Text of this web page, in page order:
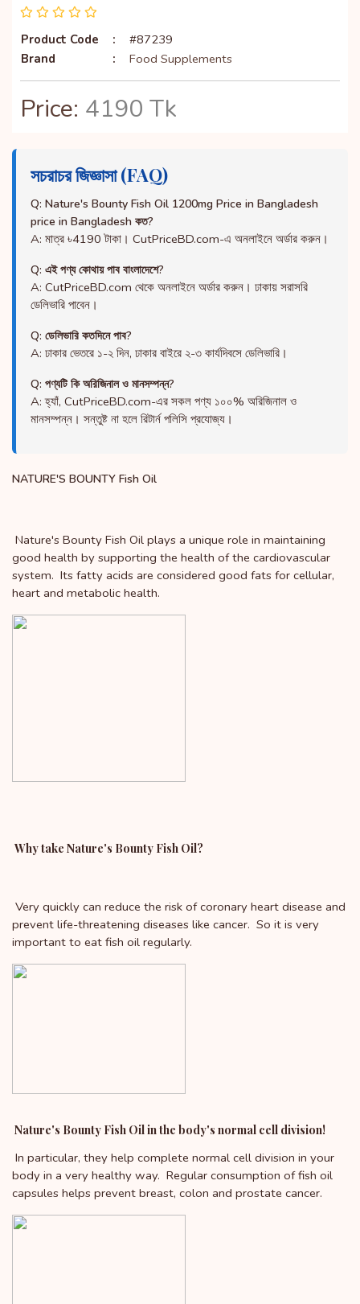
Product Code :
#87239
Brand
: Food Supplements
Price: 4190 Tk
সচরাচর জিজ্ঞাসা (FAQ)
Q: Nature's Bounty Fish Oil 1200mg Price in Bangladesh
price in Bangladesh কত?
A: মাত্র ৳4190 টাকা। CutPriceBD.com-এ অনলাইনে অর্ডার করুন।
Q: এই পণ্য কোথায় পাব বাংলাদেশে?
A: CutPriceBD.com থেকে অনলাইনে অর্ডার করুন। ঢাকায় সরাসরি
ডেলিভারি পাবেন।
Q: ডেলিভারি কতদিনে পাব?
A: ঢাকার ভেতরে ১-২ দিন, ঢাকার বাইরে ২-৩ কার্যদিবসে ডেলিভারি।
Q: পণ্যটি কি অরিজিনাল ও মানসম্পন্ন?
A: হ্যাঁ, CutPriceBD.com-এর সকল পণ্য ১০০% অরিজিনাল ও
মানসম্পন্ন। সন্তুষ্ট না হলে রিটার্ন পলিসি প্রযোজ্য।
NATURE'S BOUNTY Fish Oil
Nature's Bounty Fish Oil plays a unique role in maintaining
good health by supporting the health of the cardiovascular
system. Its fatty acids are considered good fats for cellular,
heart and metabolic health.
Why take Nature's Bounty Fish Oil?
Very quickly can reduce the risk of coronary heart disease and
prevent life-threatening diseases like cancer. So it is very
important to eat fish oil regularly.
Nature's Bounty Fish Oil in the body's normal cell division!
In particular, they help complete normal cell division in your
body in a very healthy way. Regular consumption of fish oil
capsules helps prevent breast, colon and prostate cancer.